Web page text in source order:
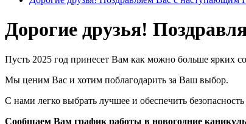
Дорогие друзья!
Пусть 2025 год принесет Вам как можно больше ярких
Мы ценим Вас и хотим поблагодарить за Ваш выбор.
С нами легко выбрать лучшее и обеспечить
Сообщаем Вам график работы в новогодние